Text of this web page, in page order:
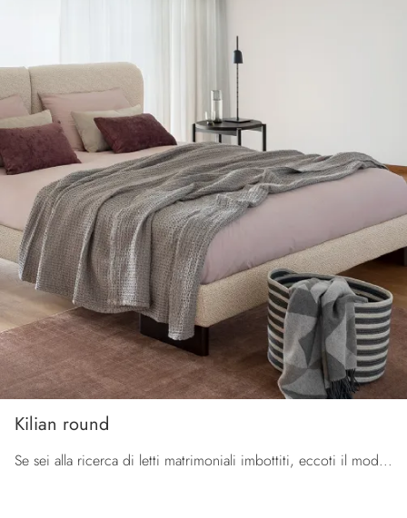
Kilian round
Se sei alla ricerca di letti matrimoniali imbottiti, eccoti il modello Kilian round in tessuto per arricchire la camera da letto.